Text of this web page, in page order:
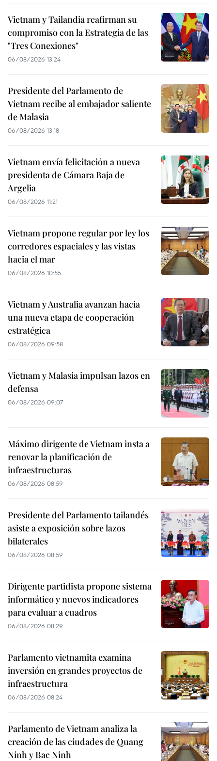
Vietnam y Tailandia reafirman su
compromiso con la Estrategia de las
"Tres Conexiones"
06/08/2026 13:24
Presidente del Parlamento de
Vietnam recibe al embajador saliente
de Malasia
06/08/2026 13:18
Vietnam envía felicitación a nueva
presidenta de Cámara Baja de
Argelia
06/08/2026 11:21
Vietnam propone regular por ley los
corredores espaciales y las vistas
hacia el mar
06/08/2026 10:55
Vietnam y Australia avanzan hacia
una nueva etapa de cooperación
estratégica
06/08/2026 09:58
Vietnam y Malasia impulsan lazos en
defensa
06/08/2026 09:07
Máximo dirigente de Vietnam insta a
renovar la planificación de
infraestructuras
06/08/2026 08:59
Presidente del Parlamento tailandés
asiste a exposición sobre lazos
bilaterales
06/08/2026 08:59
Dirigente partidista propone sistema
informático y nuevos indicadores
para evaluar a cuadros
06/08/2026 08:29
Parlamento vietnamita examina
inversión en grandes proyectos de
infraestructura
06/08/2026 08:24
Parlamento de Vietnam analiza la
creación de las ciudades de Quang
Ninh y Bac Ninh